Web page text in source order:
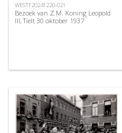
WESTF20241220-021
Bezoek van Z.M. Koning Leopold
III, Tielt 30 oktober 1937